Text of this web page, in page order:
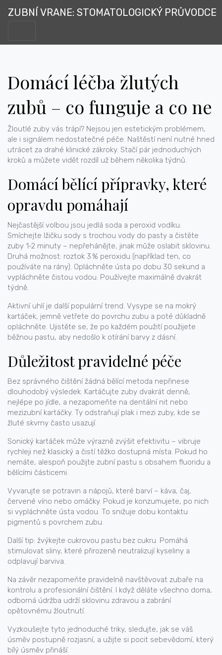
ZUBNÍ VRANE: STOMATOLOGICKÝ PRŮVODCE
Domácí léčba žlutých
zubů – co funguje a co ne
Žloutlé zuby vás trápí? Nejsou jen estetickým problémem,
ale i signálem nedostatečné péče. Naštěstí není nutné hned
utrácet za drahé klinické zákroky. Stačí pár jednoduchých
kroků a můžete vidět rozdíl už během několika týdnů.
Domácí bělící přípravky, které
opravdu pomáhají
Nejčastější volbou jsou jedlá soda a peroxid vodíku.
Smíchejte lžičku sody s trochou vody do pasty a čistěte
zuby 1‑2 minuty – nepřehánějte, jinak může oslabit sklovinu.
Druhá možnost: roztok 3 % peroxidu (například ten, co
používáte na rány). Opláchněte ústa po dobu 30 sekund a
vypláchněte čistou vodou. Používejte maximálně dvakrát
týdně.
Aktivní uhlí je další populární trend. Vysype se na mokrý
kartáček, jemně vetřete do povrchu zubu a poté důkladně
opláchněte. Ujistěte se, že po každém použití použijete
běžnou pastu, aby nedošlo k otírání barvy z dásní.
Důležitost pravidelné péče
Bez správného čištění žádná bělící metoda nepřinese
dlouhodobý výsledek. Kartáčujte zuby dvakrát denně,
nejlépe po jídle, a nezapomeňte na dentální nit nebo
mezizubní kartáčky. Ty odstraňují plak i mezi zuby, kde se
žluté skvrny často usazují.
Sonický kartáček může výrazně zvýšit efektivitu – vibruje
rychleji než klasický a čistí těžko dostupná místa. Pokud ho
nemáte, alespoň použijte zubní pastu s obsahem fluoridu a
bělícími částicemi.
Vyvarujte se potravin a nápojů, které barví – káva, čaj,
červené víno nebo omáčky. Pokud je konzumujete, po nich
si vypláchněte ústa vodou. To snižuje dobu kontaktu
pigmentů s povrchem zubu.
Další tip: žvýkejte cukrovou pastu bez cukru. Pomáhá
stimulovat sliny, které přirozeně neutralizují kyseliny a
odplavují barviva.
Na závěr nezapomeňte pravidelně navštěvovat zubaře na
kontrolu a profesionální čištění. I když děláte všechno doma,
odborná údržba udrží sklovinu zdravou a zabrání
opětovnému žloutnutí.
Vyzkoušejte tyto jednoduché triky, sledujte, jak se váš
úsměv postupně rozjasní, a užijte si pocit sebevědomí, který
bílý úsměv přináší.